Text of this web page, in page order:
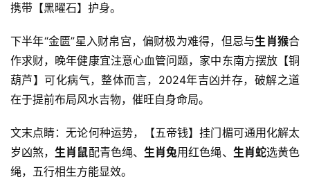
携带【黑曜石】护身。
下半年“金匮”星入财帛宫，偏财极为难得，但忌与生肖猴合
作求财，晚年健康宜注意心血管问题，家中东南方摆放【铜
葫芦】可化病气，整体而言，2024年吉凶并存，破解之道
在于提前布局风水吉物，催旺自身命局。
文末点睛：无论何种运势，【五帝钱】挂门楣可通用化解太
岁凶煞，生肖鼠配青色绳、 生肖兔用红色绳、 生肖蛇选黄色
绳，五行相生方能显效。